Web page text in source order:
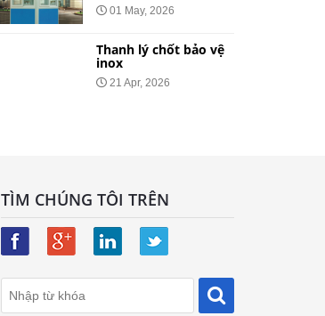
01 May, 2026
Thanh lý chốt bảo vệ
inox
21 Apr, 2026
TÌM CHÚNG TÔI TRÊN